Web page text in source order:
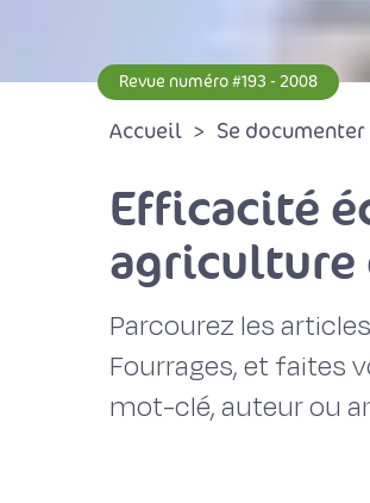
Revue numéro #193 - 2008
Accueil Se
Efficacité
agriculture
Parcourez les
Fourrages, et faites
mot-clé, auteur ou